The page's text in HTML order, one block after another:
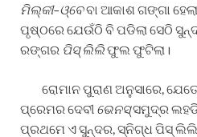
ମିଲ୍କୀ–ଓ୍ବେବା ଆକାଶ ଗଙ୍ଗା
ପୃଷ୍ଠରେ ଯେଉଁଠି ବି ପଡିଲା ସେଠି
ରଙ୍ଗର ପିସ୍ ଲିଲିଫୁଲ ଫୁଟିଲା।
ରୋମାନ ପୁରାଣ ଅନୁସାରେ,
ପ୍ରେମର ଦେବୀ ଭେନସ୍ସମୁଦ୍ର
ପ୍ରଥମେ ଏ ସୁନ୍ଦର, ସ୍ନିଗ୍ଧ ପିସ୍